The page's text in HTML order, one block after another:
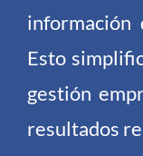
información
Esto
gestión
resultados